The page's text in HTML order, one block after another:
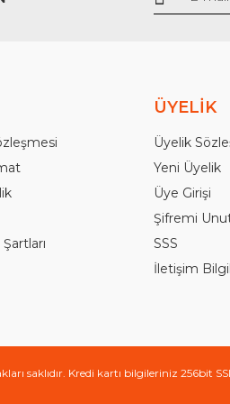
ÜYELİK
Üyelik
Yeni Üyelik
Üye Girişi
Şifremi
SSS
İletişim
saklıdır. Kredi kartı bilgileriniz 256bit